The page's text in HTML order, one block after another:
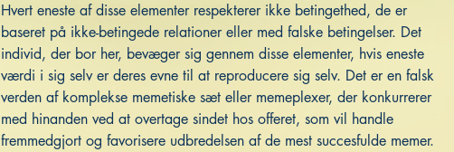
Hvert eneste af disse elementer respekterer ikke betingethed, de er
baseret på ikke-betingede relationer eller med falske betingelser. Det
individ, der bor her, bevæger sig gennem disse elementer, hvis eneste
værdi i sig selv er deres evne til at reproducere sig selv. Det er en falsk
verden af komplekse memetiske sæt eller memeplexer, der konkurrerer
med hinanden ved at overtage sindet hos offeret, som vil handle
fremmedgjort og favorisere udbredelsen af de mest succesfulde memer.